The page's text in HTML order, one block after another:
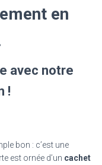
€
en
avec notre
!
bon : c’est une
est ornée d’un cachet